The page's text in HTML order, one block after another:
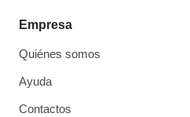
Empresa
Quiénes somos
Ayuda
Contactos